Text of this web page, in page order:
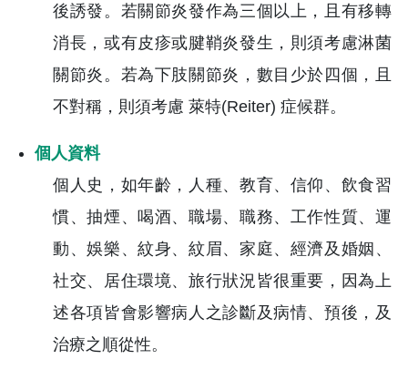
後誘發。若關節炎發作為三個以上，且有移轉
消長，或有皮疹或腱鞘炎發生，則須考慮淋菌
關節炎。若為下肢關節炎，數目少於四個，且
不對稱，則須考慮 萊特(Reiter) 症候群。
個人資料
個人史，如年齡，人種、教育、信仰、飲食習
慣、抽煙、喝酒、職場、職務、工作性質、運
動、娛樂、紋身、紋眉、家庭、經濟及婚姻、
社交、居住環境、旅行狀況皆很重要，因為上
述各項皆會影響病人之診斷及病情、預後，及
治療之順從性。